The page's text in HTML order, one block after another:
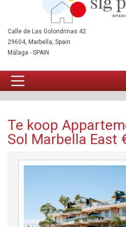
Calle de Las Golondrinas 42
29604, Marbella, Spain
Málaga - SPAIN
Te koop
Sol Marbella East